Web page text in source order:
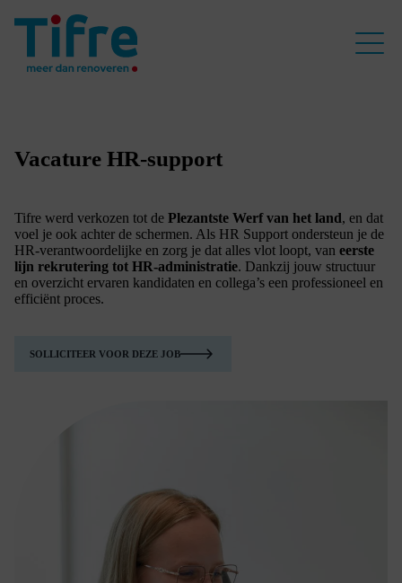
Vacature HR-support
Tifre werd verkozen tot de Plezantste Werf van het land, en dat
voel je ook achter de schermen. Als HR Support ondersteun je de
HR-verantwoordelijke en zorg je dat alles vlot loopt, van eerste
lijn rekrutering tot HR-administratie. Dankzij jouw structuur
en overzicht ervaren kandidaten en collega’s een professioneel en
efficiënt proces.
SOLLICITEER VOOR DEZE JOB